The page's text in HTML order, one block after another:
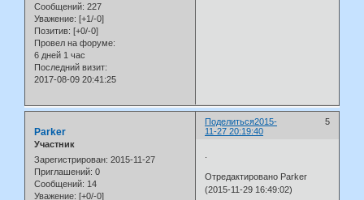
Сообщений: 227
Уважение: [+1/-0]
Позитив: [+0/-0]
Провел на форуме:
6 дней 1 час
Последний визит:
2017-08-09 20:41:25
Поделиться 5
2015-
11-27 20:19:40
Parker
Участник
Зарегистрирован: 2015-11-27
Приглашений: 0
Сообщений: 14
Уважение: [+0/-0]
Отредактировано Parker
(2015-11-29 16:49:02)